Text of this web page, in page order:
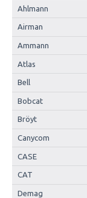
Ahlmann
Airman
Ammann
Atlas
Bell
Bobcat
Bröyt
Canycom
CASE
CAT
Demag